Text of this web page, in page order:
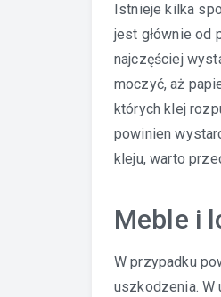
Istnieje kilka
jest głównie od
najczęściej
moczyć, aż
których klej
powinien
kleju, warto
Meble i
W przypadku
uszkodzenia. W